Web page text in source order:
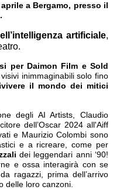
a Bergamo, presso il
artificiale,
per Daimon Film e Sold
inimmaginabili solo fino
il mondo dei mitici
degli AI Artists, Claudio
dell’Oscar 2024 all'Aiff
e Maurizio Colombi sono
e a ricreare, come per
dei leggendari anni ‘90!
e ossa interagirà con se
ragazzi, prima dell’arrivo
delle loro canzoni.